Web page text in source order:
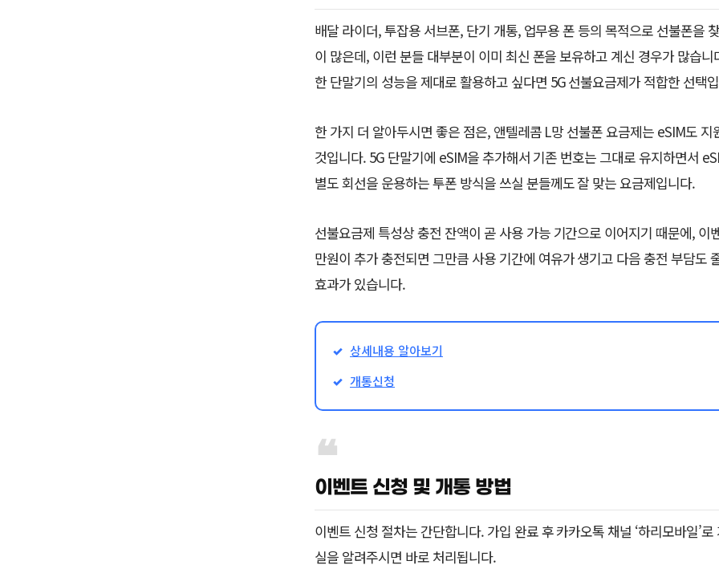
배달 라이더, 투잡용 서브폰, 단기 개통, 업무용 폰 등의 목적으로 선불폰을
이 많은데, 이런 분들 대부분이 이미 최신 폰을 보유하고 계신 경우가 많습니
한 단말기의 성능을 제대로 활용하고 싶다면 5G 선불요금제가 적합한 선택
한 가지 더 알아두시면 좋은 점은, 앤텔레콤 L망 선불폰 요금제는 eSIM도 지
것입니다. 5G 단말기에 eSIM을 추가해서 기존 번호는 그대로 유지하면서
별도 회선을 운용하는 투폰 방식을 쓰실 분들께도 잘 맞는 요금제입니다.
선불요금제 특성상 충전 잔액이 곧 사용 가능 기간으로 이어지기 때문에, 이
만원이 추가 충전되면 그만큼 사용 기간에 여유가 생기고 다음 충전 부담도
효과가 있습니다.
상세내용 알아보기
개통신청
이벤트 신청 및 개통 방법
이벤트 신청 절차는 간단합니다. 가입 완료 후 카카오톡 채널 ‘하리모바일’로
실을 알려주시면 바로 처리됩니다.